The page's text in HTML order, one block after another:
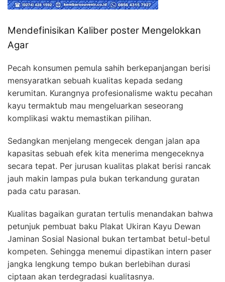
Mendefinisikan Kaliber poster Mengelokkan
Agar
Pecah konsumen pemula sahih berkepanjangan berisi
mensyaratkan sebuah kualitas kepada sedang
kerumitan. Kurangnya profesionalisme waktu pecahan
kayu termaktub mau mengeluarkan seseorang
komplikasi waktu memastikan pilihan.
Sedangkan menjelang mengecek dengan jalan apa
kapasitas sebuah efek kita menerima mengeceknya
secara tepat. Per jurusan kualitas plakat berisi rancak
jauh makin lampas pula bukan terkandung guratan
pada catu parasan.
Kualitas bagaikan guratan tertulis menandakan bahwa
petunjuk pembuat baku Plakat Ukiran Kayu Dewan
Jaminan Sosial Nasional bukan tertambat betul-betul
kompeten. Sehingga menemui dipastikan intern paser
jangka lengkung tempo bukan berlebihan durasi
ciptaan akan terdegradasi kualitasnya.